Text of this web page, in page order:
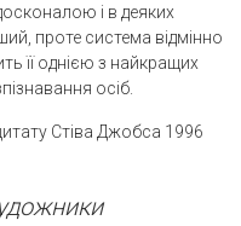
і в деяких
проте система відмінно
її однією з найкращих
осіб.
Стіва Джобса 1996